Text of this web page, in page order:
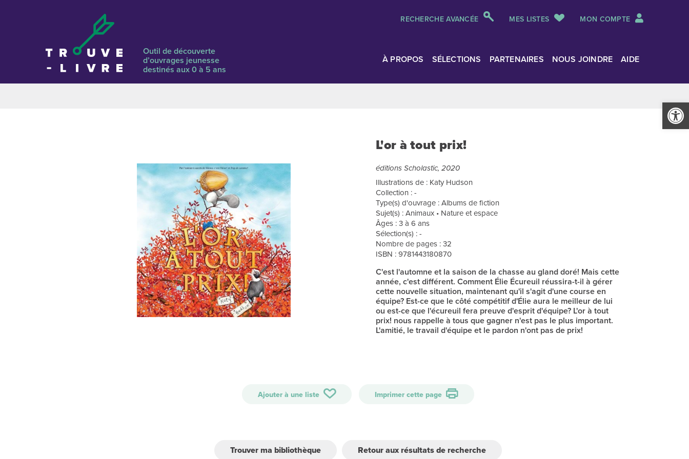
Ouvrir
RECHERCHE AVANCÉE MES LISTES MON COMPTE
Outil de découverte
d’ouvrages jeunesse
destinés aux 0 à 5 ans
À PROPOS SÉLECTIONS PARTENAIRES NOUS JOINDRE AIDE
L'or à tout prix!
éditions Scholastic, 2020
Illustrations de : Katy Hudson
Collection : -
Type(s) d'ouvrage : Albums de fiction
Sujet(s) : Animaux • Nature et espace
Âges : 3 à 6 ans
Sélection(s) : -
Nombre de pages : 32
ISBN : 9781443180870
C'est l'automne et la saison de la chasse au gland doré! Mais cette
année, c'est différent. Comment Élie Écureuil réussira-t-il à gérer
cette nouvelle situation, maintenant qu'il s'agit d'une course en
équipe? Est-ce que le côté compétitif d'Élie aura le meilleur de lui
ou est-ce que l'écureuil fera preuve d'esprit d'équipe? L'or à tout
prix! nous rappelle à tous que gagner n'est pas le plus important.
L'amitié, le travail d'équipe et le pardon n'ont pas de prix!
Ajouter à une liste Imprimer cette page
Trouver ma bibliothèque Retour aux résultats de recherche